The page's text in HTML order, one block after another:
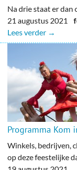
Na drie staat er dan
21 augustus 2021
Lees verder →
Programma Kom
Winkels, bedrijven,
op deze feestelijke